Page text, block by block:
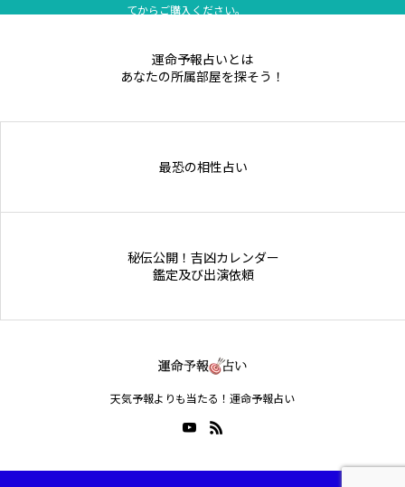
てからご購入ください。
運命予報占いとは
あなたの所属部屋を探そう！
最恐の相性占い
秘伝公開！吉凶カレンダー
鑑定及び出演依頼
天気予報よりも当たる！運命予報占い